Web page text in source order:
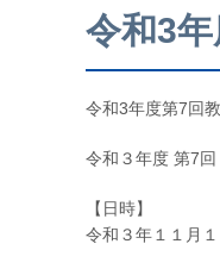
令和3
令和3年度第7回
令和３年度 第7
【日時】
令和３年１１月